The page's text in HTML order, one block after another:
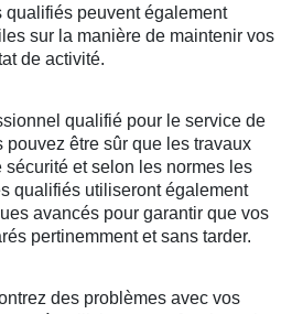
qualifiés peuvent également
sur la manière de maintenir vos
de activité.
qualifié pour le service de
pouvez être sûr que les travaux
sécurité et selon les normes les
qualifiés utiliseront également
avancés pour garantir que vos
pertinemment et sans tarder.
des problèmes avec vos